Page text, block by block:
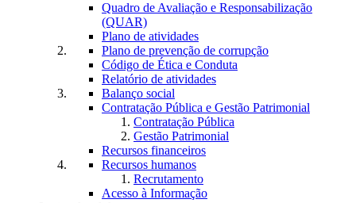
Quadro de Avaliação e Responsabilização
(QUAR)
Plano de atividades
Plano de prevenção de corrupção
Código de Ética e Conduta
Relatório de atividades
Balanço social
Contratação Pública e Gestão Patrimonial
Contratação Pública
Gestão Patrimonial
Recursos financeiros
Recursos humanos
Recrutamento
Acesso à Informação